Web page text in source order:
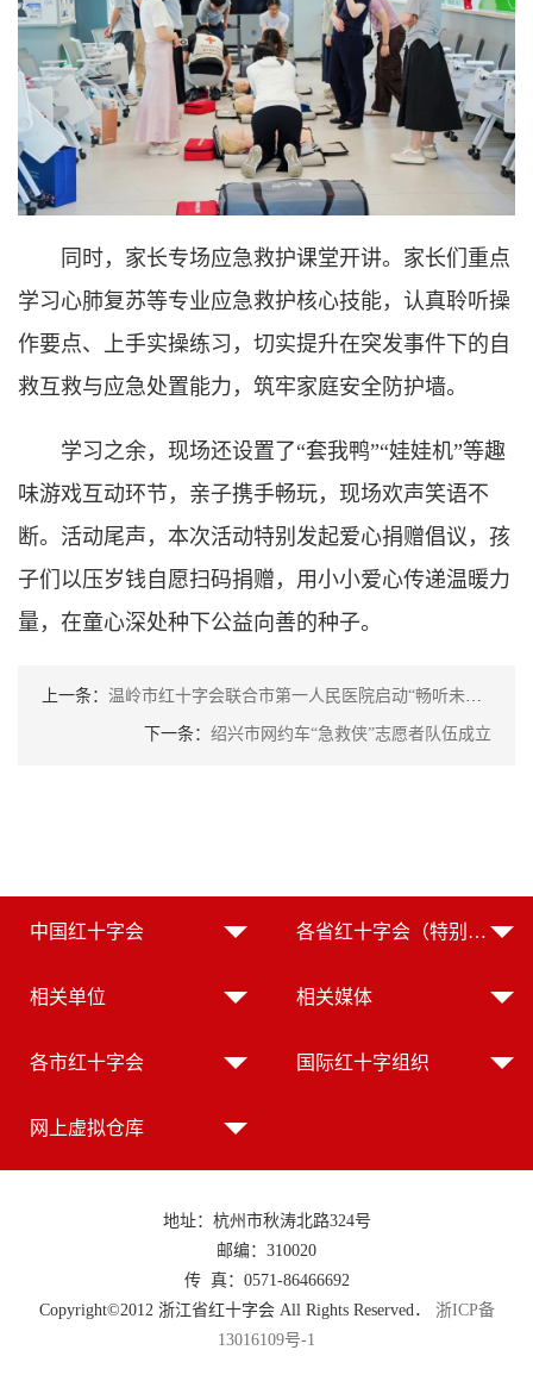
同时，家长专场应急救护课堂开讲。家长们重点
学习心肺复苏等专业应急救护核心技能，认真聆听操
作要点、上手实操练习，切实提升在突发事件下的自
救互救与应急处置能力，筑牢家庭安全防护墙。
学习之余，现场还设置了“套我鸭”“娃娃机”等趣
味游戏互动环节，亲子携手畅玩，现场欢声笑语不
断。活动尾声，本次活动特别发起爱心捐赠倡议，孩
子们以压岁钱自愿扫码捐赠，用小小爱心传递温暖力
量，在童心深处种下公益向善的种子。
上一条： 温岭市红十字会联合市第一人民医院启动“畅听未来”公益项目 助力经济困难听障人士重返有声世界
下一条： 绍兴市网约车“急救侠”志愿者队伍成立
中国红十字会 各省红十字会（特别行政区红十字会）
相关单位 相关媒体
各市红十字会 国际红十字组织
网上虚拟仓库
地址：杭州市秋涛北路324号
邮编：310020
传 真：0571-86466692
Copyright©2012 浙江省红十字会 All Rights Reserved． 浙ICP备
13016109号-1